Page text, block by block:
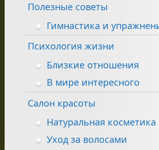
Полезные советы
Гимнастика и
Психология жизни
Близкие отношения
В мире интересного
Салон красоты
Натуральная косметика
Уход за волосами